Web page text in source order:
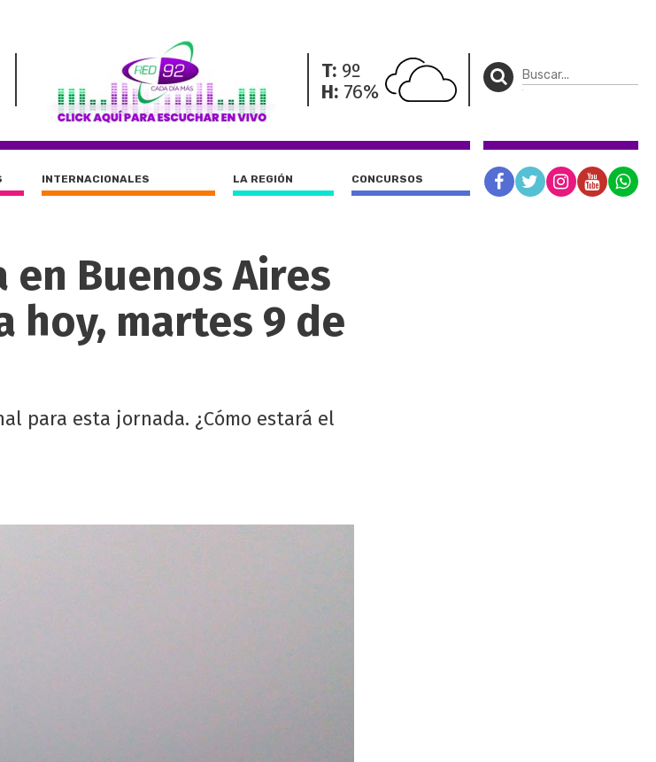
T: 9º
H: 76%
INTERNACIONALES LA REGIÓN CONCURSOS
Buenos Aires
hoy, martes 9 de
para esta jornada. ¿Cómo estará el